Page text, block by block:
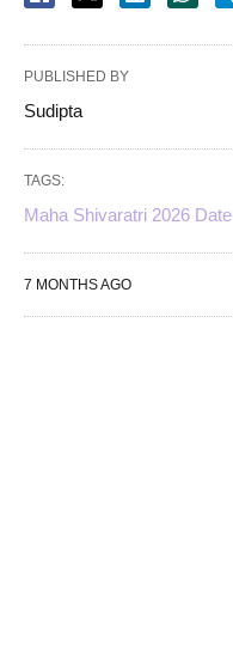
PUBLISHED BY
Sudipta
TAGS:
Maha Shivaratri 2026 Date
7 MONTHS AGO